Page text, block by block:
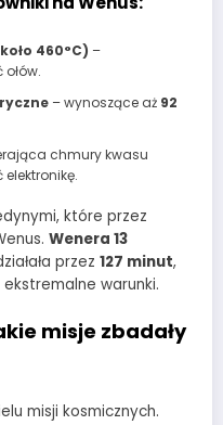
460°C) –
– wynoszące aż 92
chmury kwasu
które przez
Wenera 13
przez 127 minut,
warunki.
misje zbadały
misji kosmicznych.